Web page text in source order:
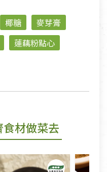
椰糖
麥芽膏
蓮藕粉點心
食材做菜去